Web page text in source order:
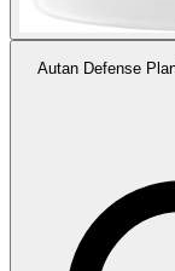
Autan Defense